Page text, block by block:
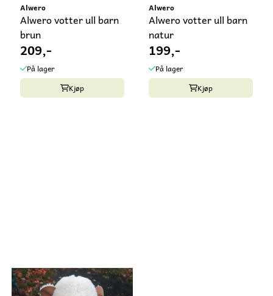
Alwero
Alwero votter ull barn
brun
209,-
På lager
Kjøp
Alwero
Alwero votter ull barn
natur
199,-
På lager
Kjøp